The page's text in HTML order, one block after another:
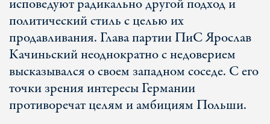
исповедуют радикально другой подход и
политический стиль с целью их
продавливания. Глава партии ПиС Ярослав
Качиньский неоднократно с недоверием
высказывался о своем западном соседе. С его
точки зрения интересы Германии
противоречат целям и амбициям Польши.